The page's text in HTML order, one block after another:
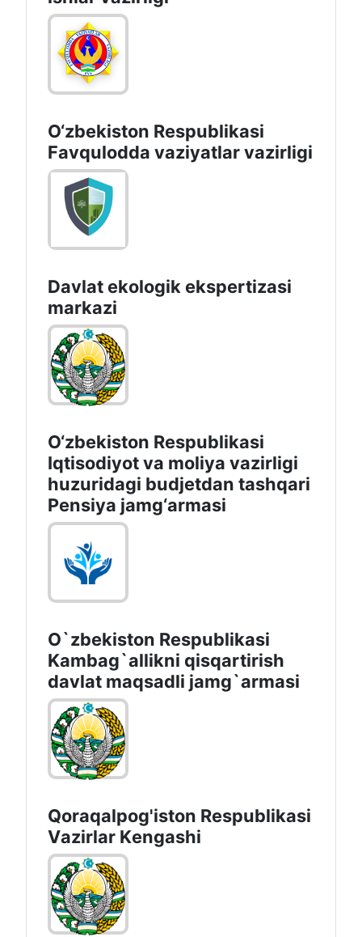
O‘zbеkistоn Rеspublikаsi
Favqulodda vaziyatlar vazirligi
Davlat ekologik ekspertizasi
markazi
O‘zbekiston Respublikasi
Iqtisodiyot va moliya vazirligi
huzuridagi budjetdan tashqari
Pensiya jamg‘armasi
O`zbekiston Respublikasi
Kambag`allikni qisqartirish
davlat maqsadli jamg`armasi
Qoraqalpog'iston Rеspublikаsi
Vаzirlаr Kеngаshi